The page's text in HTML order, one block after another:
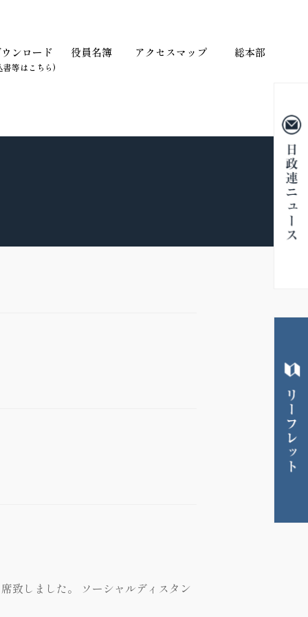
ンロード
書等はこちら)
役員名簿 アクセスマップ 総本部
致しました。 ソーシャルディスタン